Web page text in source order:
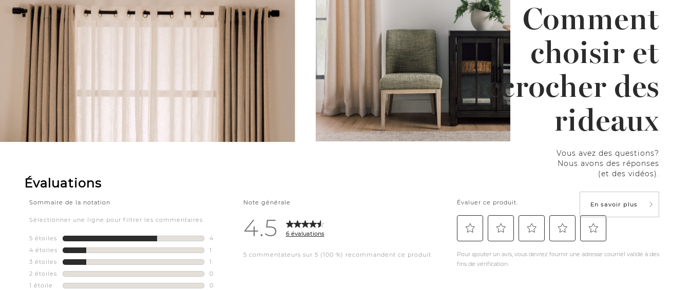
Comment
choisir et
accrocher des
rideaux
Vous avez des questions?
Nous avons des réponses
(et des vidéos).
En savoir plus